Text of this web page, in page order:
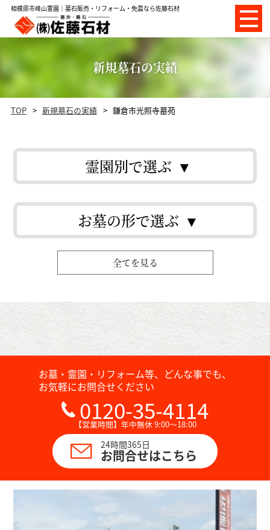
相模原市峰山霊園｜墓石販売・リフォーム・免震なら佐藤石材
新規墓石の実績
TOP 新規墓石の実績 鎌倉市光照寺墓苑
霊園別で選ぶ
お墓の形で選ぶ
全てを見る
お墓・霊園・リフォーム等、どんな事でも、
お気軽にお問合せください
0120-35-4114
【営業時間】年中無休 9:00～18:00
24時間365日
お問合せはこちら